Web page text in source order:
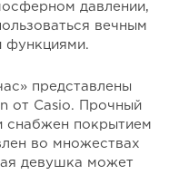
давлении,
вечным
функциями.
представлены
от Casio. Прочный
снабжен покрытием
во множествах
девушка может